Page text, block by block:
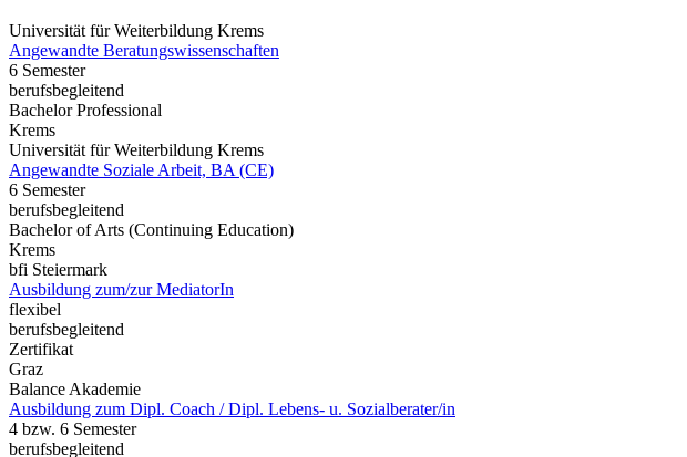
Universität für Weiterbildung Krems
Angewandte Beratungswissenschaften
6 Semester
berufsbegleitend
Bachelor Professional
Krems
Universität für Weiterbildung Krems
Angewandte Soziale Arbeit, BA (CE)
6 Semester
berufsbegleitend
Bachelor of Arts (Continuing Education)
Krems
bfi Steiermark
Ausbildung zum/zur MediatorIn
flexibel
berufsbegleitend
Zertifikat
Graz
Balance Akademie
Ausbildung zum Dipl. Coach / Dipl. Lebens- u. Sozialberater/in
4 bzw. 6 Semester
berufsbegleitend